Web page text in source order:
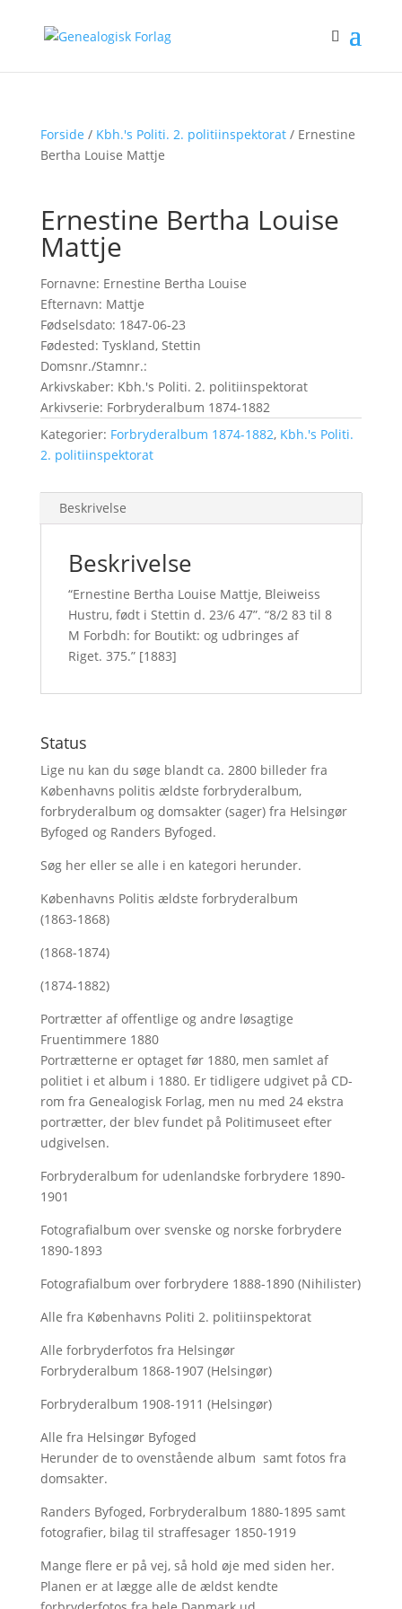
Forside / Kbh.'s Politi. 2. politiinspektorat/ Ernestine
Bertha Louise Mattje
Ernestine Bertha Louise
Mattje
Fornavne: Ernestine Bertha Louise
Efternavn: Mattje
Fødselsdato: 1847-06-23
Fødested: Tyskland, Stettin
Domsnr./Stamnr.:
Arkivskaber: Kbh.'s Politi. 2. politiinspektorat
Arkivserie: Forbryderalbum 1874-1882
Kategorier: Forbryderalbum 1874-1882, Kbh.'s Politi.
2. politiinspektorat
Beskrivelse
Beskrivelse
“Ernestine Bertha Louise Mattje, Bleiweiss
Hustru, født i Stettin d. 23/6 47”. “8/2 83 til 8
M Forbdh: for Boutikt: og udbringes af
Riget. 375.” [1883]
Status
Lige nu kan du søge blandt ca. 2800 billeder fra
Københavns politis ældste forbryderalbum,
forbryderalbum og domsakter (sager) fra Helsingør
Byfoged og Randers Byfoged.
Søg hereller se alle i en kategori herunder.
Københavns Politis ældste forbryderalbum
(1863-1868)
(1868-1874)
(1874-1882)
Portrætter af offentlige og andre løsagtige
Fruentimmere 1880
Portrætterne er optaget før 1880, men samlet af
politiet i et album i 1880. Er tidligere udgivet på CD-
rom fra Genealogisk Forlag, men nu med 24 ekstra
portrætter, der blev fundet på Politimuseet efter
udgivelsen.
Forbryderalbum for udenlandske forbrydere 1890-
1901
Fotografialbum over svenske og norske forbrydere
1890-1893
Fotografialbum over forbrydere 1888-1890 (Nihilister)
Alle fra Københavns Politi 2. politiinspektorat
Alle forbryderfotos fra Helsingør
Forbryderalbum 1868-1907 (Helsingør)
Forbryderalbum 1908-1911 (Helsingør)
Alle fra Helsingør Byfoged
Herunder de to ovenstående album samt fotos fra
domsakter.
Randers Byfoged, Forbryderalbum 1880-1895 samt
fotografier, bilag til straffesager 1850-1919
Mange flere er på vej, så hold øje med siden her.
Planen er at lægge alle de ældst kendte